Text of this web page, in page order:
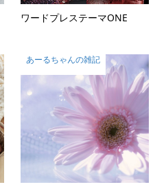
ワードプレステーマONE
あーるちゃんの雑記